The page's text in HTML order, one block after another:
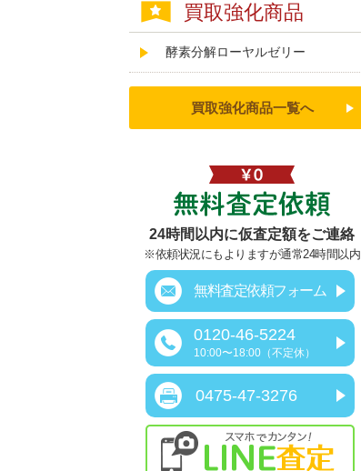
買取強化商品
酵素分解ローヤルゼリー
買取強化商品一覧へ
24時間以内に仮査定額をご連絡
※依頼状況にもよりますが通常24時間以内
無料査定依頼フォーム
0120-46-5224
10:00〜18:00（不定休）
0475-47-3276